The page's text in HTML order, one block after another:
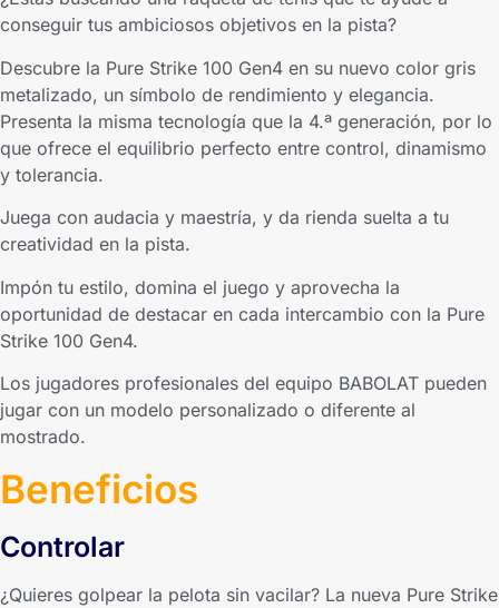
conseguir tus ambiciosos objetivos en la pista?
Descubre la Pure Strike 100 Gen4 en su nuevo color gris
metalizado, un símbolo de rendimiento y elegancia.
Presenta la misma tecnología que la 4.ª generación, por lo
que ofrece el equilibrio perfecto entre control, dinamismo
y tolerancia.
Juega con audacia y maestría, y da rienda suelta a tu
creatividad en la pista.
Impón tu estilo, domina el juego y aprovecha la
oportunidad de destacar en cada intercambio con la Pure
Strike 100 Gen4.
Los jugadores profesionales del equipo BABOLAT pueden
jugar con un modelo personalizado o diferente al
mostrado.
Beneficios
Controlar
¿Quieres golpear la pelota sin vacilar? La nueva Pure Strike